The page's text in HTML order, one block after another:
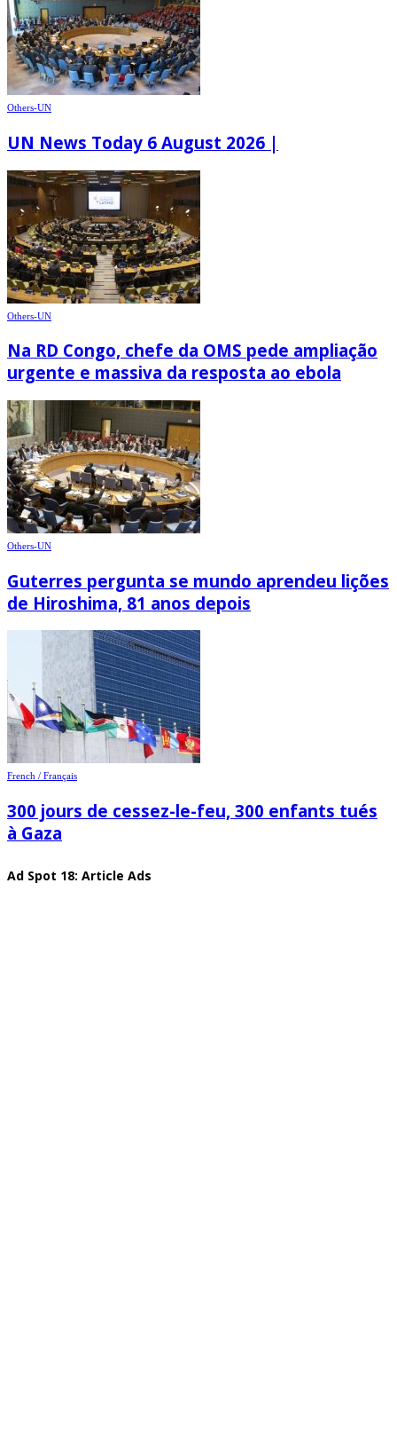
Others-UN
UN News Today 6 August 2026 |
Others-UN
Na RD Congo, chefe da OMS pede ampliação
urgente e massiva da resposta ao ebola
Others-UN
Guterres pergunta se mundo aprendeu lições
de Hiroshima, 81 anos depois
French / Français
300 jours de cessez-le-feu, 300 enfants tués
à Gaza
Ad Spot 18: Article Ads